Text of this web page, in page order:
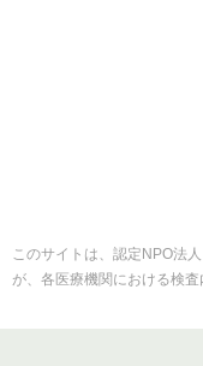
このサイトは、認定NPO法
が、各医療機関における検